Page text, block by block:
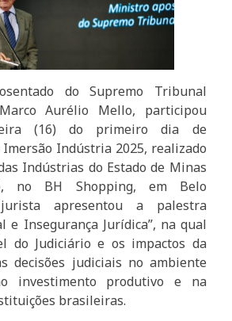
do Supremo Tribunal
Aurélio Mello, participou
(16) do primeiro dia de
Imersão Indústria 2025, realizado
Indústrias do Estado de Minas
no BH Shopping, em Belo
apresentou a palestra
e Insegurança Jurídica”, na qual
do Judiciário e os impactos da
decisões judiciais no ambiente
investimento produtivo e na
brasileiras.